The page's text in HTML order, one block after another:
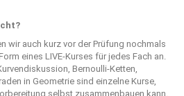
wir auch kurz vor der Prüfung nochmals
eines LIVE-Kurses für jedes Fach an.
Bernoulli-Ketten,
in Geometrie sind einzelne Kurse,
selbst zusammenbauen kann.